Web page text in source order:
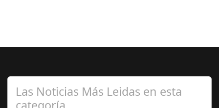
Las Noticias Más Leidas en esta